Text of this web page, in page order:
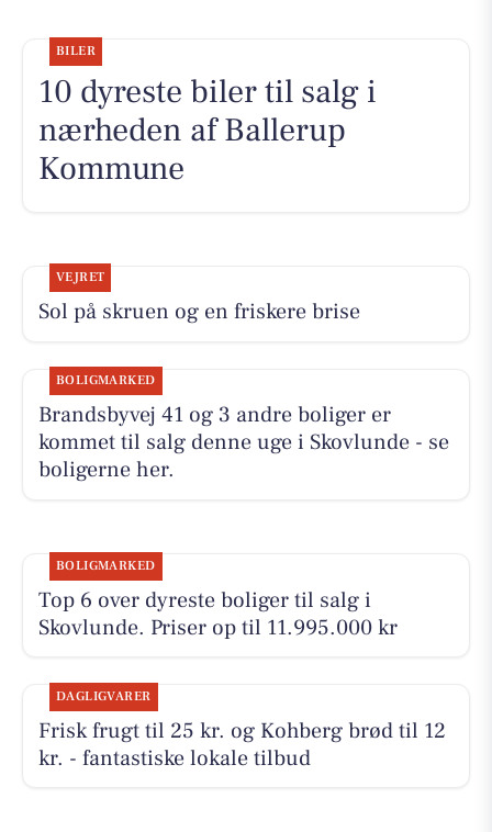
BILER
10 dyreste biler til salg i
nærheden af Ballerup
Kommune
VEJRET
Sol på skruen og en friskere brise
BOLIGMARKED
Brandsbyvej 41 og 3 andre boliger er
kommet til salg denne uge i Skovlunde - se
boligerne her.
BOLIGMARKED
Top 6 over dyreste boliger til salg i
Skovlunde. Priser op til 11.995.000 kr
DAGLIGVARER
Frisk frugt til 25 kr. og Kohberg brød til 12
kr. - fantastiske lokale tilbud